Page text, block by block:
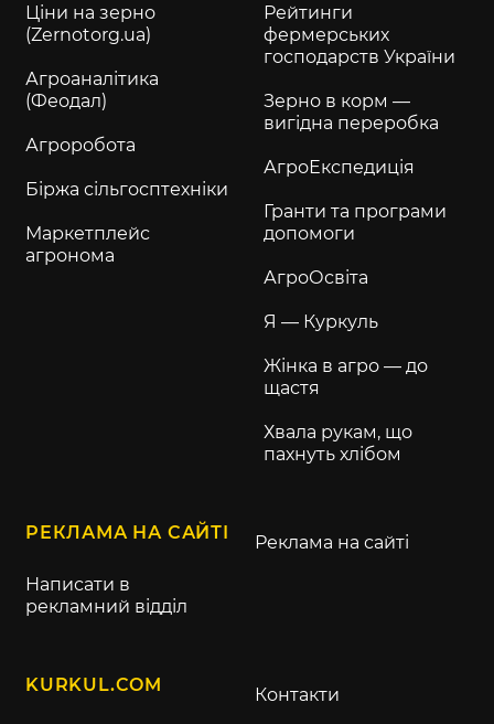
Ціни на зерно
(Zernotorg.ua)
Агроаналітика
(Феодал)
Агроробота
Біржа сільгосптехніки
Маркетплейс
агронома
Рейтинги
фермерських
господарств України
Зерно в корм —
вигідна переробка
АгроЕкспедиція
Гранти та програми
допомоги
АгроОсвіта
Я — Куркуль
Жінка в агро — до
щастя
Хвала рукам, що
пахнуть хлібом
РЕКЛАМА НА САЙТІ
Написати в
рекламний відділ
Реклама на сайті
KURKUL.COM Контакти